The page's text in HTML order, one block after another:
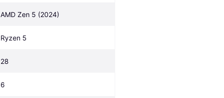
AMD Zen 5 (2024)
Ryzen 5
28
6